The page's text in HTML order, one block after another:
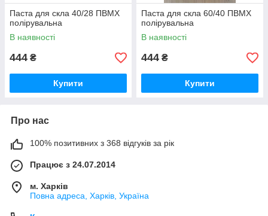
Паста для скла 40/28 ПВМХ
полірувальна
В наявності
444 ₴
Купити
Паста для скла 60/40 ПВМХ
полірувальна
В наявності
444 ₴
Купити
Про нас
100% позитивних з 368 відгуків за рік
Працює з 24.07.2014
м. Харків
Повна адреса, Харків, Україна